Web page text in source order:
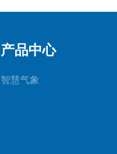
产品中心
智慧气象